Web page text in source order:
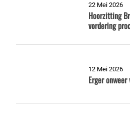
22 Mei 2026
Hoorzitting
vordering
12 Mei 2026
Erger